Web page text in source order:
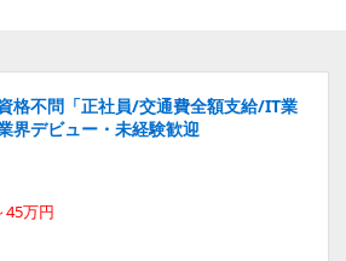
格不問「正社員/交通費全額支給/IT業
界デビュー・未経験歓迎
45万円